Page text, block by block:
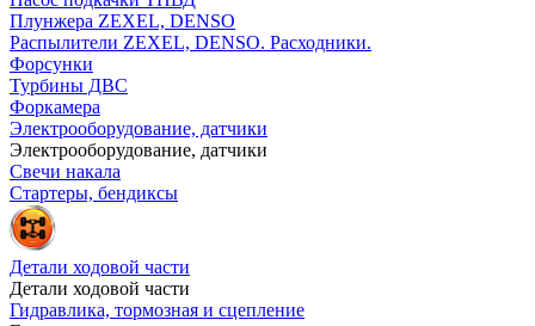
Плунжера ZEXEL, DENSO
Распылители ZEXEL, DENSO. Расходники.
Форсунки
Турбины ДВС
Форкамера
Электрооборудование, датчики
Электрооборудование, датчики
Свечи накала
Стартеры, бендиксы
Детали ходовой части
Детали ходовой части
Гидравлика, тормозная и сцепление